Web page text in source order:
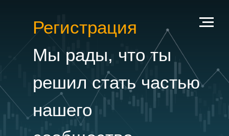
Регистрация
Мы рады, что ты
решил стать частью
нашего